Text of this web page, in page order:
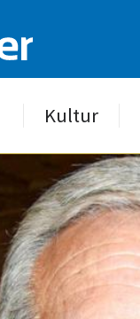
Kultur